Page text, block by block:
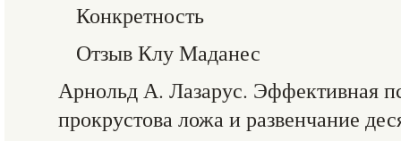
Конкретность
Отзыв Клу Маданес
Арнольд А. Лазарус. Эффективная
прокрустова ложа и развенчание